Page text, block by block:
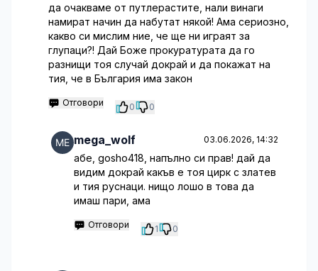
да очакваме от путлерастите, нали винаги
намират начин да набутат някой! Ама сериозно,
какво си мислим ние, че ще ни играят за
глупаци?! Дай Боже прокуратурата да го
разнищи тоя случай докрай и да покажат на
тия, че в България има закон
Отговори 0 0
mega_wolf 03.06.2026, 14:32
абе, goshо418, напълно си прав! дай да
видим докрай какъв е тоя цирк с златев
и тия руснаци. нищо лошо в това да
имаш пари, ама
Отговори 1 0